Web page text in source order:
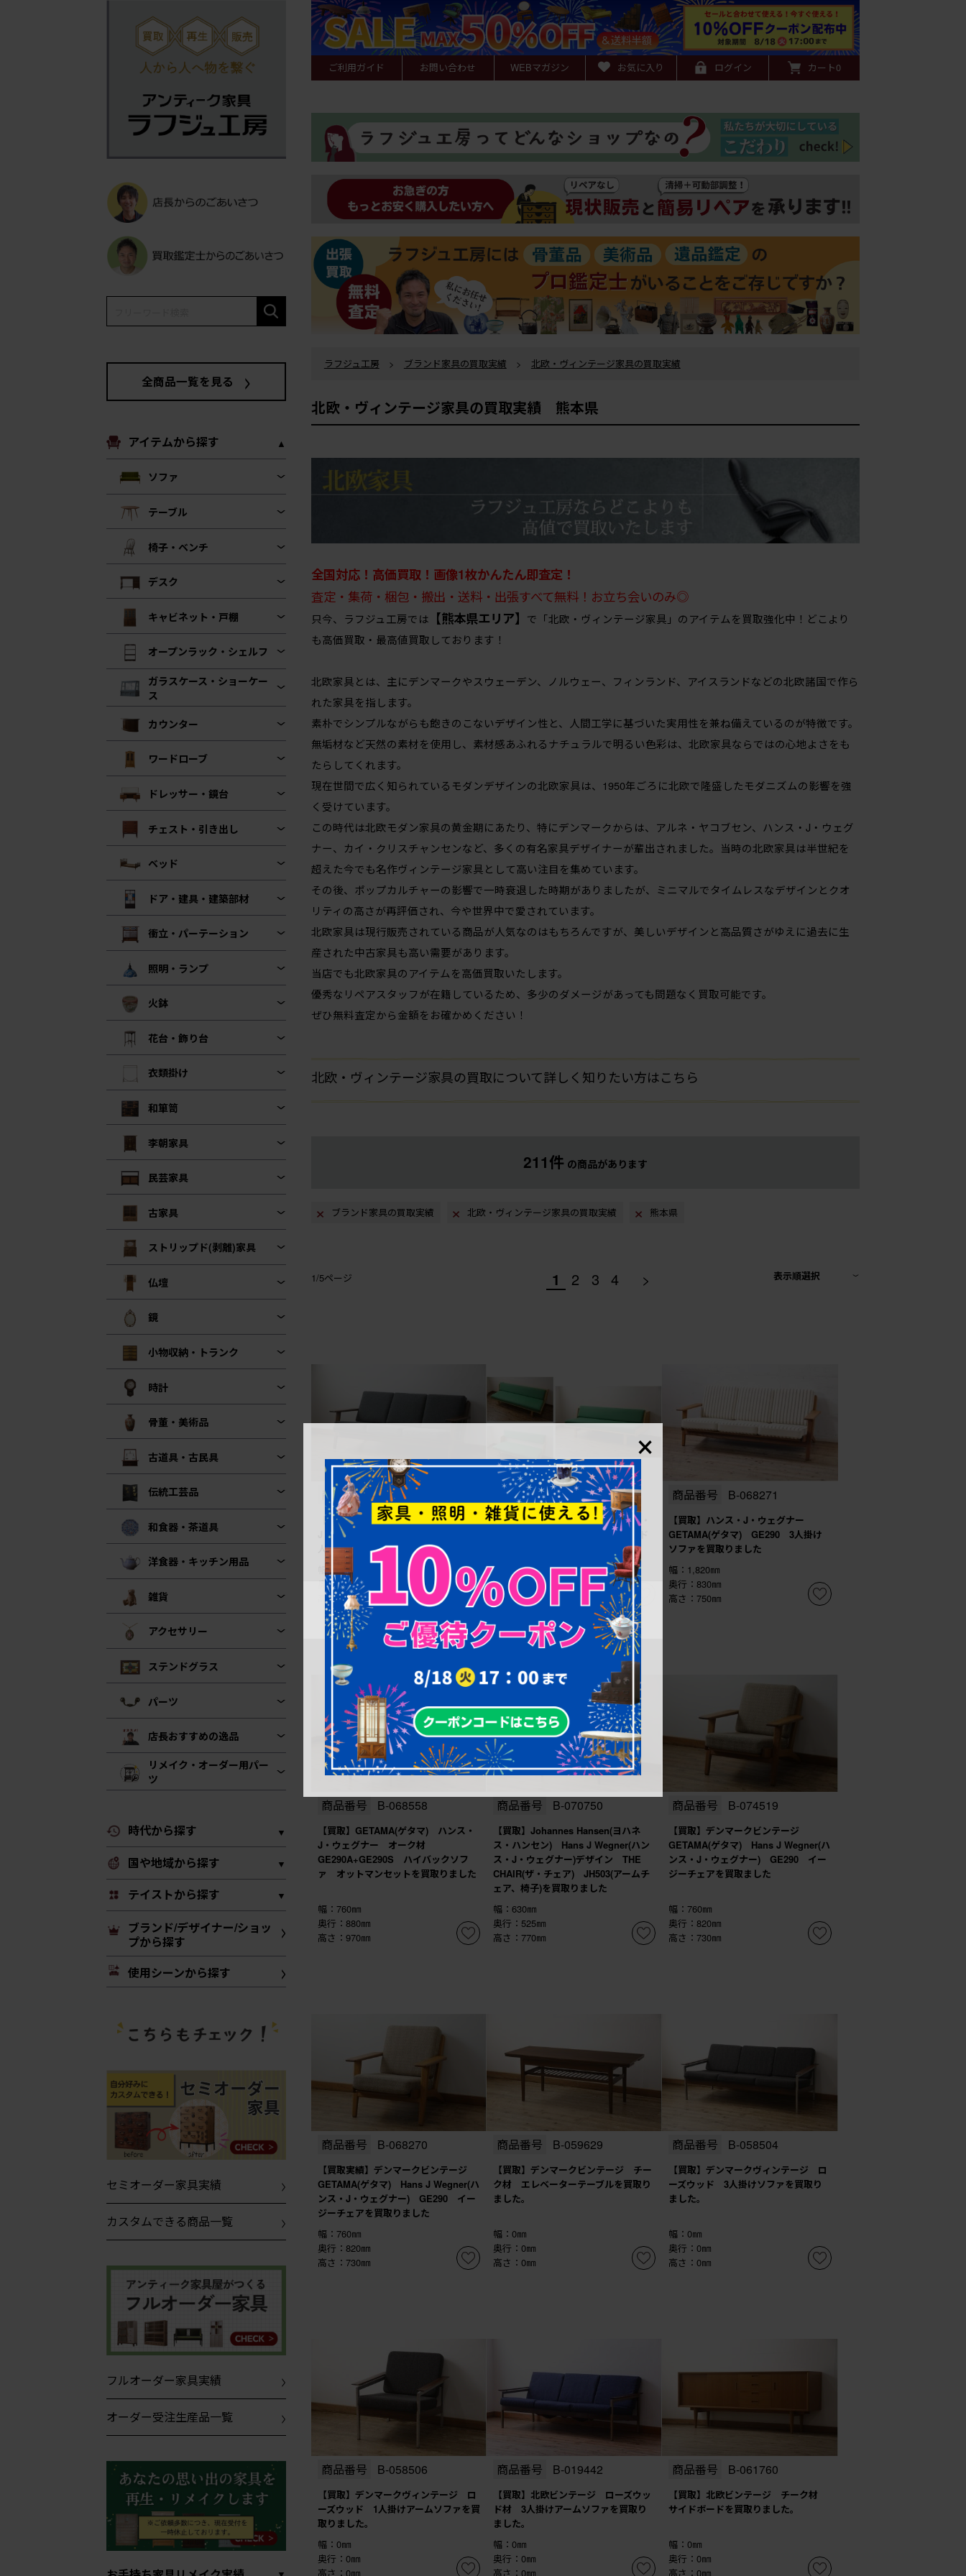
全商品一覧を見る
アイテムから探す
ソファ
テーブル
椅子・ベンチ
デスク
キャビネット・戸棚
オープンラック・シェルフ
ガラスケース・ショーケー
ス
カウンター
ワードローブ
ドレッサー・鏡台
チェスト・引き出し
ベッド
ドア・建具・建築部材
衝立・パーテーション
照明・ランプ
火鉢
花台・飾り台
衣類掛け
和箪笥
李朝家具
民芸家具
古家具
ストリップド(剥離)家具
仏壇
鏡
小物収納・トランク
時計
骨董・美術品
古道具・古民具
伝統工芸品
和食器・茶道具
洋食器・キッチン用品
雑貨
アクセサリー
ステンドグラス
パーツ
店長おすすめの逸品
リメイク・オーダー用パー
ツ
時代から探す
国や地域から探す
テイストから探す
ブランド/デザイナー/ショッ
プから探す
使用シーンから探す
セミオーダー家具実績
カスタムできる商品一覧
フルオーダー家具実績
オーダー受注生産品一覧
ご利用ガイド お問い合わせ WEBマガジン お気に入り ログイン カート0
ラフジュ工房 > ブランド家具の買取実績 > 北欧・ヴィンテージ家具の買取実績
北欧・ヴィンテージ家具の買取実績 熊本県
全国対応！高価買取！画像1枚かんたん即査定！
査定・集荷・梱包・搬出・送料・出張すべて無料！お立ち会いのみ◎
只今、ラフジュ工房では 【熊本県エリア】 で「北欧・ヴィンテージ家具」のアイテムを買取強化中！どこより
も高価買取・最高値買取しております！
北欧家具とは、主にデンマークやスウェーデン、ノルウェー、フィンランド、アイスランドなどの北欧諸国で作ら
れた家具を指します。
素朴でシンプルながらも飽きのこないデザイン性と、人間工学に基づいた実用性を兼ね備えているのが特徴です。
無垢材など天然の素材を使用し、素材感あふれるナチュラルで明るい色彩は、北欧家具ならではの心地よさをも
たらしてくれます。
現在世間で広く知られているモダンデザインの北欧家具は、1950年ごろに北欧で隆盛したモダニズムの影響を強
く受けています。
この時代は北欧モダン家具の黄金期にあたり、特にデンマークからは、アルネ・ヤコブセン、ハンス・J・ウェグ
ナー、カイ・クリスチャンセンなど、多くの有名家具デザイナーが輩出されました。当時の北欧家具は半世紀を
超えた今でも名作ヴィンテージ家具として高い注目を集めています。
その後、ポップカルチャーの影響で一時衰退した時期がありましたが、ミニマルでタイムレスなデザインとクオ
リティの高さが再評価され、今や世界中で愛されています。
北欧家具は現行販売されている商品が人気なのはもちろんですが、美しいデザインと高品質さがゆえに過去に生
産された中古家具も高い需要があります。
当店でも北欧家具のアイテムを高価買取いたします。
優秀なリペアスタッフが在籍しているため、多少のダメージがあっても問題なく買取可能です。
ぜひ無料査定から金額をお確かめください！
北欧・ヴィンテージ家具の買取について詳しく知りたい方はこちら
211件 の商品があります
ブランド家具の買取実績 北欧・ヴィンテージ家具の買取実績 熊本県
1/5ページ 表示順選択
1 2 3 4 >
商品番号 B-068269
【買取】GETAMA(ゲタマ) ハンス・
J・ウェグナー GE290 アーム付き3
人掛けソファを買取ました
幅：1,820㎜
奥行：820㎜
高さ：730㎜
商品番号 B-070806
【買取】GETAMA(ゲタマ) ハンス・
J・ウェグナー GE258 デイベッド
幅：2,070㎜
奥行：890㎜
高さ：780㎜
商品番号 B-068271
【買取】ハンス・J・ウェグナー
GETAMA(ゲタマ) GE290 3人掛け
ソファを買取りました
幅：1,820㎜
奥行：830㎜
高さ：750㎜
商品番号 B-068558
【買取】GETAMA(ゲタマ) ハンス・
J・ウェグナー オーク材
GE290A+GE290S ハイバックソフ
ァ オットマンセットを買取りました
幅：760㎜
奥行：880㎜
高さ：970㎜
商品番号 B-070750
【買取】Johannes Hansen(ヨハネ
ス・ハンセン) Hans J Wegner(ハン
ス・J・ウェグナー)デザイン THE
CHAIR(ザ・チェア) JH503(アームチ
ェア、椅子)を買取りました
幅：630㎜
奥行：525㎜
高さ：770㎜
商品番号 B-074519
【買取】デンマークビンテージ
GETAMA(ゲタマ) Hans J Wegner(ハ
ンス・J・ウェグナー) GE290 イー
ジーチェアを買取ました
幅：760㎜
奥行：820㎜
高さ：730㎜
商品番号 B-068270
【買取実績】デンマークビンテージ
GETAMA(ゲタマ) Hans J Wegner(ハ
ンス・J・ウェグナー) GE290 イー
ジーチェアを買取りました
幅：760㎜
奥行：820㎜
高さ：730㎜
商品番号 B-059629
【買取】デンマークビンテージ チー
ク材 エレベーターテーブルを買取り
ました。
幅：0㎜
奥行：0㎜
高さ：0㎜
商品番号 B-058504
【買取】デンマークヴィンテージ ロ
ーズウッド 3人掛けソファを買取り
ました。
幅：0㎜
奥行：0㎜
高さ：0㎜
商品番号 B-058506
【買取】デンマークヴィンテージ ロ
ーズウッド 1人掛けアームソファを買
取りました。
幅：0㎜
奥行：0㎜
高さ：0㎜
商品番号 B-019442
【買取】北欧ビンテージ ローズウッ
ド材 3人掛けアームソファを買取り
ました。
幅：0㎜
奥行：0㎜
高さ：0㎜
商品番号 B-061760
【買取】北欧ビンテージ チーク材
サイドボードを買取りました。
幅：0㎜
奥行：0㎜
高さ：0㎜
×